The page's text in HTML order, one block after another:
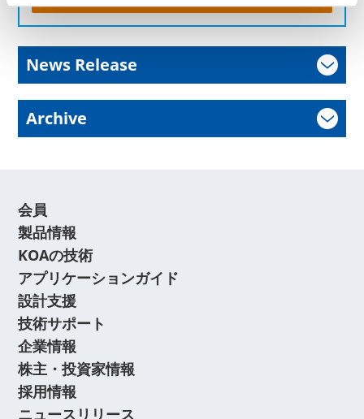
News Release
Archive
会員
製品情報
KOAの技術
アプリケーションガイド
設計支援
技術サポート
企業情報
株主・投資家情報
採用情報
ニュースリリース